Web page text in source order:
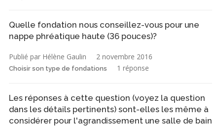
Quelle fondation nous conseillez-vous pour une
nappe phréatique haute (36 pouces)?
Publié par Hélène Gaulin 2 novembre 2016
Choisir son type de fondations 1 réponse
Les réponses à cette question (voyez la question
dans les détails pertinents) sont-elles les même à
considérer pour l'agrandissement une salle de bain